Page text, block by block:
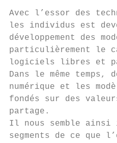
Avec l’essor des
les individus est
développement des
particulièrement le
logiciels libres et
Dans le même
numérique et les
fondés sur des
partage.
Il nous semble ainsi
segments de ce que